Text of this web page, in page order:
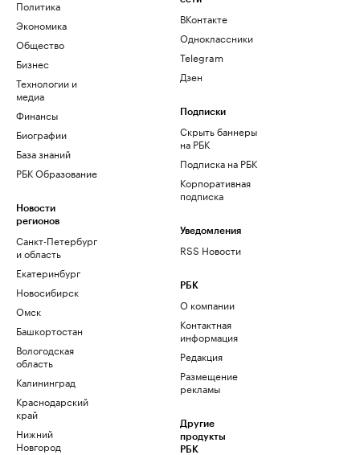
Политика
Экономика
Общество
Бизнес
Технологии и
медиа
Финансы
Биографии
База знаний
РБК Образование
Новости
регионов
Санкт-Петербург
и область
Екатеринбург
Новосибирск
Омск
Башкортостан
Вологодская
область
Калининград
Краснодарский
край
Нижний
Новгород
ВКонтакте
Одноклассники
Telegram
Дзен
Подписки
Скрыть баннеры
на РБК
Подписка на РБК
Корпоративная
подписка
Уведомления
RSS Новости
РБК
О компании
Контактная
информация
Редакция
Размещение
рекламы
Другие
продукты
РБК